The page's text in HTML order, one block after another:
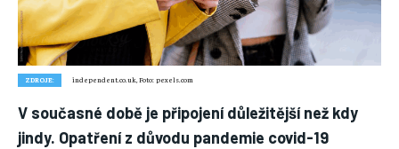
Náš web nabízí komplexní informace a rady pro zdravý životní
styl, zahrnující nejnovější poznatky o různých onemocněních,
přínosné zdravotní praktiky, techniky jógy a rady pro
vyváženou stravu.
ZDRAVÍ
ZDROJE: independent.co.uk, Foto: pexels.com
V současné době je připojení důležitější než kdy
jindy. Opatření z důvodu pandemie covid-19